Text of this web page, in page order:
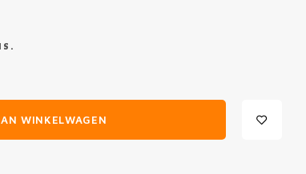
WINKELWAGEN